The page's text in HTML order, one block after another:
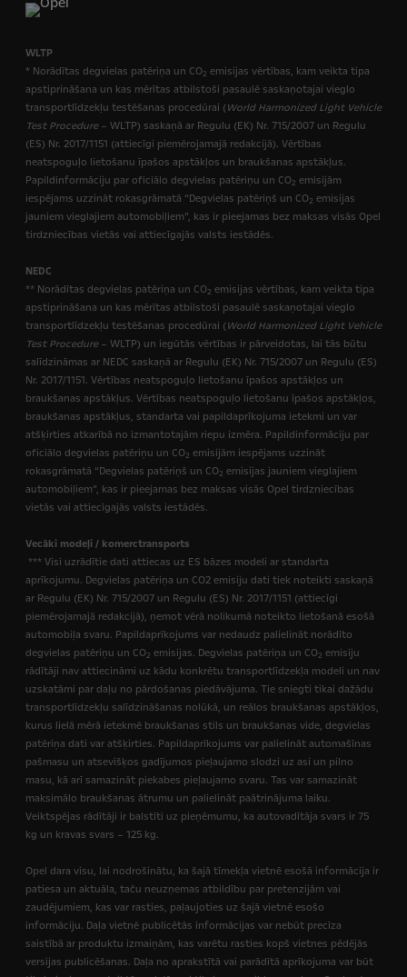
WLTP
* Norādītas degvielas patēriņa un CO2 emisijas vērtības, kam veikta tipa
apstiprināšana un kas mērītas atbilstoši pasaulē saskaņotajai vieglo
transportlīdzekļu testēšanas procedūrai (World Harmonized Light Vehicle
Test Procedure– WLTP) saskaņā ar Regulu (EK) Nr. 715/2007 un Regulu
(ES) Nr. 2017/1151 (attiecīgi piemērojamajā redakcijā). Vērtības
neatspoguļo lietošanu īpašos apstākļos un braukšanas apstākļus.
Papildinformāciju par oficiālo degvielas patēriņu un CO2 emisijām
iespējams uzzināt rokasgrāmatā “Degvielas patēriņš un CO2 emisijas
jauniem vieglajiem automobiļiem”, kas ir pieejamas bez maksas visās Opel
tirdzniecības vietās vai attiecīgajās valsts iestādēs.
NEDC
** Norādītas degvielas patēriņa un CO2 emisijas vērtības, kam veikta tipa
apstiprināšana un kas mērītas atbilstoši pasaulē saskaņotajai vieglo
transportlīdzekļu testēšanas procedūrai (World Harmonized Light Vehicle
Test Procedure– WLTP) un iegūtās vērtības ir pārveidotas, lai tās būtu
salīdzināmas ar NEDC saskaņā ar Regulu (EK) Nr. 715/2007 un Regulu (ES)
Nr. 2017/1151. Vērtības neatspoguļo lietošanu īpašos apstākļos un
braukšanas apstākļus. Vērtības neatspoguļo lietošanu īpašos apstākļos,
braukšanas apstākļus, standarta vai papildaprīkojuma ietekmi un var
atšķirties atkarībā no izmantotajām riepu izmēra. Papildinformāciju par
oficiālo degvielas patēriņu un CO2 emisijām iespējams uzzināt
rokasgrāmatā “Degvielas patēriņš un CO2 emisijas jauniem vieglajiem
automobiļiem”, kas ir pieejamas bez maksas visās Opel tirdzniecības
vietās vai attiecīgajās valsts iestādēs.
Vecāki modeļi / komerctransports
*** Visi uzrādītie dati attiecas uz ES bāzes modeli ar standarta
aprīkojumu. Degvielas patēriņa un CO2 emisiju dati tiek noteikti saskaņā
ar Regulu (EK) Nr. 715/2007 un Regulu (ES) Nr. 2017/1151 (attiecīgi
piemērojamajā redakcijā), ņemot vērā nolikumā noteikto lietošanā esošā
automobiļa svaru. Papildaprīkojums var nedaudz palielināt norādīto
degvielas patēriņu un CO2 emisijas. Degvielas patēriņa un CO2 emisiju
rādītāji nav attiecināmi uz kādu konkrētu transportlīdzekļa modeli un nav
uzskatāmi par daļu no pārdošanas piedāvājuma. Tie sniegti tikai dažādu
transportlīdzekļu salīdzināšanas nolūkā, un reālos braukšanas apstākļos,
kurus lielā mērā ietekmē braukšanas stils un braukšanas vide, degvielas
patēriņa dati var atšķirties. Papildaprīkojums var palielināt automašīnas
pašmasu un atsevišķos gadījumos pieļaujamo slodzi uz asi un pilno
masu, kā arī samazināt piekabes pieļaujamo svaru. Tas var samazināt
maksimālo braukšanas ātrumu un palielināt paātrinājuma laiku.
Veiktspējas rādītāji ir balstīti uz pieņēmumu, ka autovadītāja svars ir 75
kg un kravas svars – 125 kg.
Opel dara visu, lai nodrošinātu, ka šajā tīmekļa vietnē esošā informācija ir
patiesa un aktuāla, taču neuzņemas atbildību par pretenzijām vai
zaudējumiem, kas var rasties, paļaujoties uz šajā vietnē esošo
informāciju. Daļa vietnē publicētās informācijas var nebūt precīza
saistībā ar produktu izmaiņām, kas varētu rasties kopš vietnes pēdējās
versijas publicēšanas. Daļa no aprakstītā vai parādītā aprīkojuma var būt